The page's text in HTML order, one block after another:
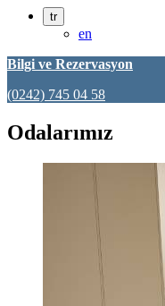
tr
en
Bilgi ve Rezervasyon
(0242) 745 04 58
Odalarımız